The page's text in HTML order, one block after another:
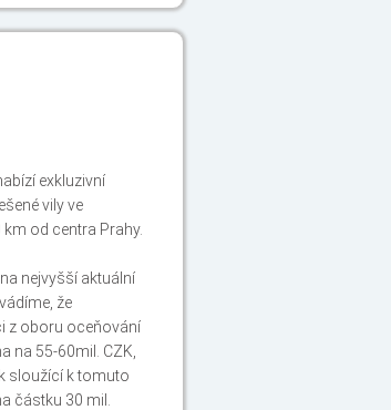
exkluzivní
vily ve
od centra Prahy.
nejvyšší aktuální
že
z oboru oceňování
na 55-60mil. CZK,
sloužící k tomuto
částku 30 mil.